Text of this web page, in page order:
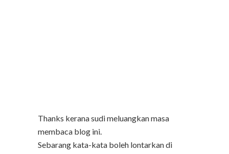
Thanks kerana sudi meluangkan masa
membaca blog ini.
Sebarang kata-kata boleh lontarkan di